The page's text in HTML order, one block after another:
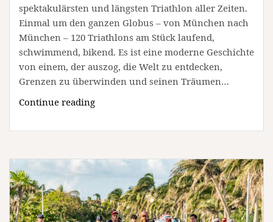
spektakulärsten und längsten Triathlon aller Zeiten.
Einmal um den ganzen Globus – von München nach
München – 120 Triathlons am Stück laufend,
schwimmend, bikend. Es ist eine moderne Geschichte
von einem, der auszog, die Welt zu entdecken,
Grenzen zu überwinden und seinen Träumen…
Continue readingFilmvorführung:
Deichmann
Das
nur
ich“